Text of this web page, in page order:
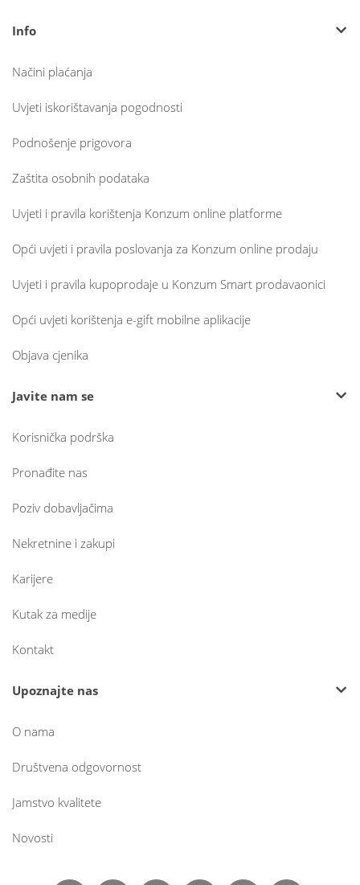
Info
Načini plaćanja
Uvjeti iskorištavanja pogodnosti
Podnošenje prigovora
Zaštita osobnih podataka
Uvjeti i pravila korištenja Konzum online platforme
Opći uvjeti i pravila poslovanja za Konzum online prodaju
Uvjeti i pravila kupoprodaje u Konzum Smart prodavaonici
Opći uvjeti korištenja e-gift mobilne aplikacije
Objava cjenika
Javite nam se
Korisnička podrška
Pronađite nas
Poziv dobavljačima
Nekretnine i zakupi
Karijere
Kutak za medije
Kontakt
Upoznajte nas
O nama
Društvena odgovornost
Jamstvo kvalitete
Novosti